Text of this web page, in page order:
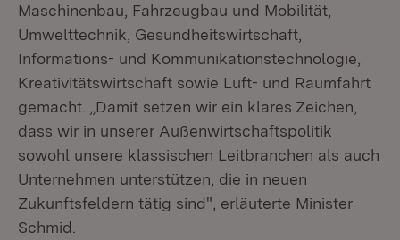
Maschinenbau, Fahrzeugbau und Mobilität,
Umwelttechnik, Gesundheitswirtschaft,
Informations- und Kommunikationstechnologie,
Kreativitätswirtschaft sowie Luft- und Raumfahrt
gemacht. „Damit setzen wir ein klares Zeichen,
dass wir in unserer Außenwirtschaftspolitik
sowohl unsere klassischen Leitbranchen als auch
Unternehmen unterstützen, die in neuen
Zukunftsfeldern tätig sind", erläuterte Minister
Schmid.